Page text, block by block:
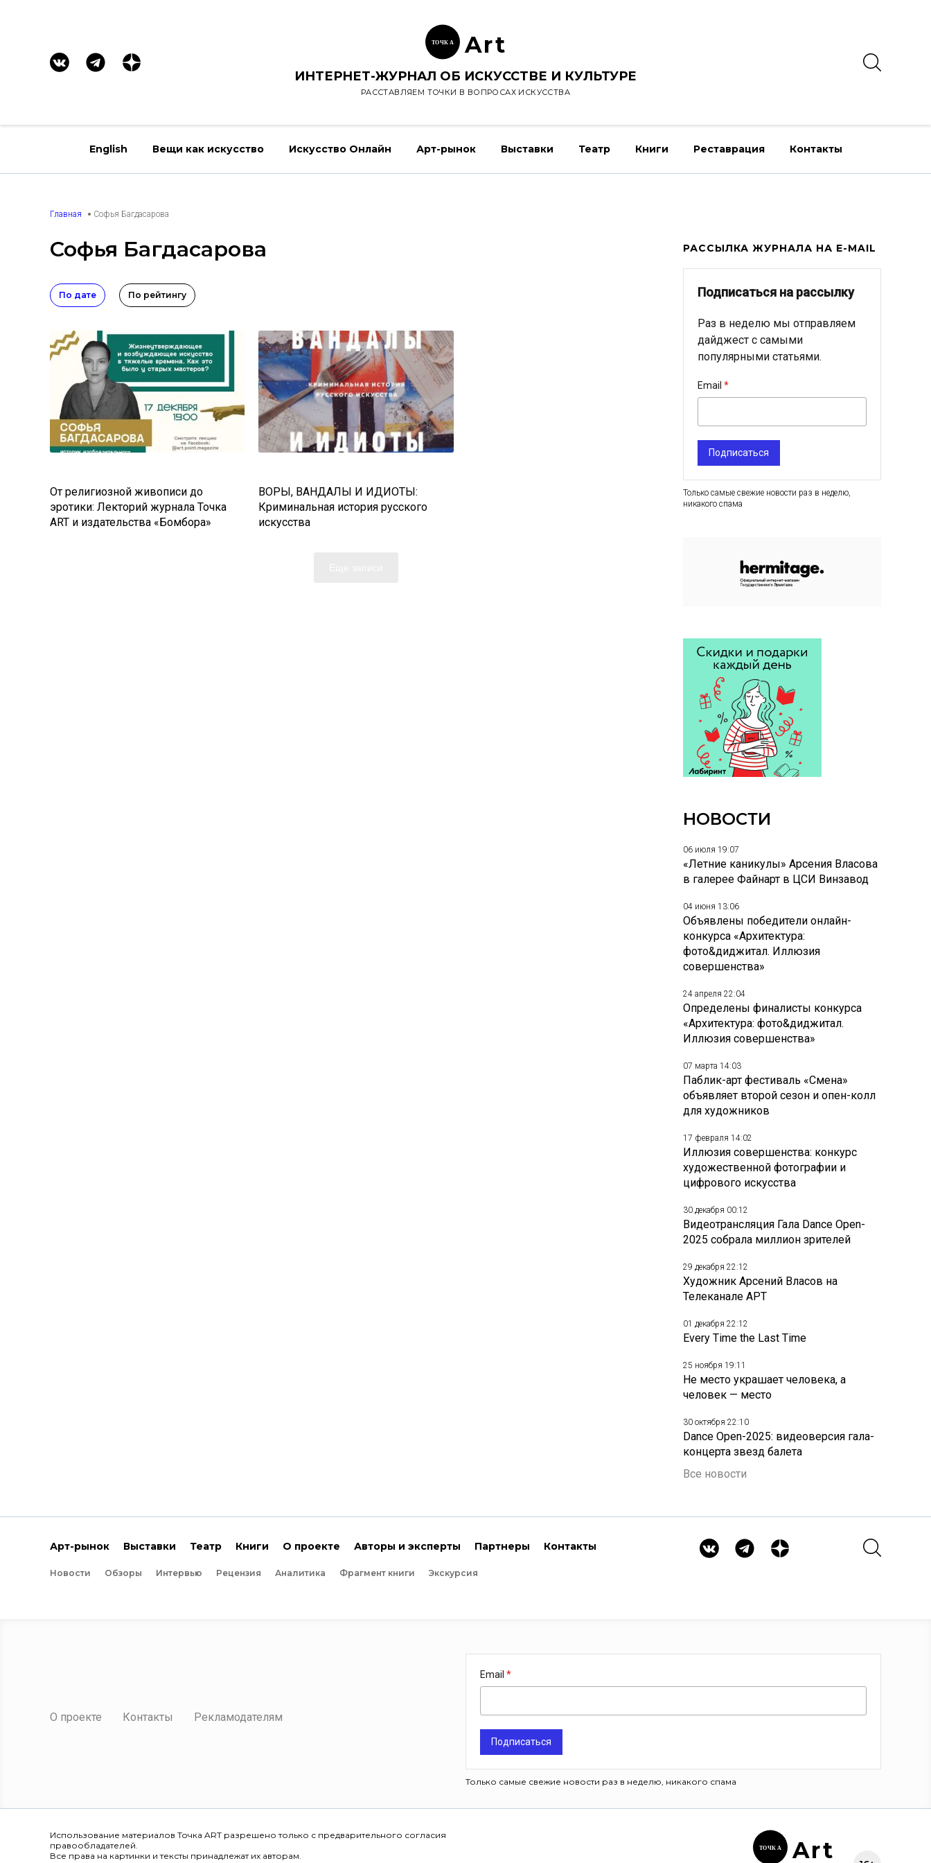
ТОЧК А Art
ИНТЕРНЕТ-ЖУРНАЛ ОБ ИСКУССТВЕ И КУЛЬТУРЕ
РАССТАВЛЯЕМ ТОЧКИ В ВОПРОСАХ ИСКУССТВА
English Вещи как искусство Искусство Онлайн Арт-рынок Выставки Театр Книги Реставрация Контакты
Главная Софья Багдасарова
Софья Багдасарова
По дате По рейтингу
От религиозной живописи до
эротики: Лекторий журнала Точка
ART и издательства «Бомбора»
ВОРЫ, ВАНДАЛЫ И ИДИОТЫ:
Криминальная история русского
искусства
РАССЫЛКА ЖУРНАЛА НА E-MAIL
Подписаться на рассылку
Раз в неделю мы отправляем
дайджест с самыми
популярными статьями.
Email
Подписаться
Только самые свежие новости раз в неделю,
никакого спама
НОВОСТИ
06 июля 19:07
«Летние каникулы» Арсения Власова
в галерее Файнарт в ЦСИ Винзавод
04 июня 13:06
Объявлены победители онлайн-
конкурса «Архитектура:
фото&диджитал. Иллюзия
совершенства»
24 апреля 22:04
Определены финалисты конкурса
«Архитектура: фото&диджитал.
Иллюзия совершенства»
07 марта 14:03
Паблик-арт фестиваль «Смена»
объявляет второй сезон и опен-колл
для художников
17 февраля 14:02
Иллюзия совершенства: конкурс
художественной фотографии и
цифрового искусства
30 декабря 00:12
Видеотрансляция Гала Dance Open-
2025 собрала миллион зрителей
29 декабря 22:12
Художник Арсений Власов на
Телеканале АРТ
01 декабря 22:12
Every Time the Last Time
25 ноября 19:11
Не место украшает человека, а
человек — место
30 октября 22:10
Dance Open-2025: видеоверсия гала-
концерта звезд балета
Все новости
Арт-рынок Выставки Театр Книги О проекте Авторы и эксперты Партнеры Контакты
Новости Обзоры Интервью Рецензия Аналитика Фрагмент книги Экскурсия
О проекте Контакты Рекламодателям
Email
Подписаться
Только самые свежие новости раз в неделю, никакого спама
Использование материалов Точка ART разрешено только с предварительного согласия
правообладателей.
Все права на картинки и тексты принадлежат их авторам.
ТОЧК А Art